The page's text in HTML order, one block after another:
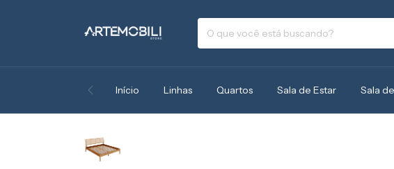
Início Linhas Quartos Sala de Estar Sala